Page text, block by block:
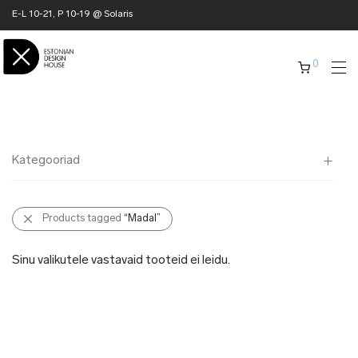
E-L 10-21, P 10-19 @ Solaris
0
Kategooriad
Kõik
✖ KODU
Products tagged “Madal”
Sinu valikutele vastavaid tooteid ei leidu.